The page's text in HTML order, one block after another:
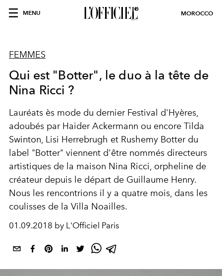
MENU MOROCCO
FEMMES
Qui est "Botter", le duo à la tête de
Nina Ricci ?
Lauréats ès mode du dernier Festival d'Hyères,
adoubés par Haider Ackermann ou encore Tilda
Swinton, Lisi Herrebrugh et Rushemy Botter du
label "Botter" viennent d'être nommés directeurs
artistiques de la maison Nina Ricci, orpheline de
créateur depuis le départ de Guillaume Henry.
Nous les rencontrions il y a quatre mois, dans les
coulisses de la Villa Noailles.
01.09.2018 by L'Officiel Paris